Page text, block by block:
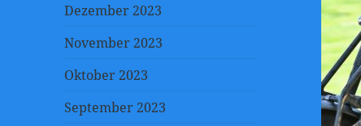
Dezember 2023
November 2023
Oktober 2023
September 2023